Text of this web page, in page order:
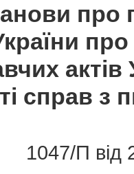
про
справ з
1047/П від